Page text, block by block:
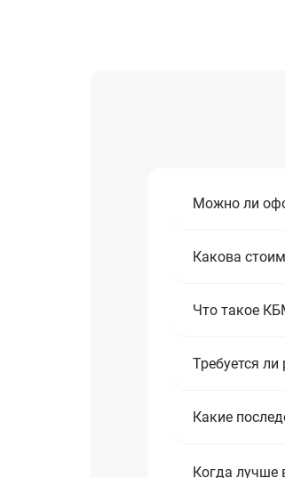
Можно ли
Какова
Что такое
Требуется
Какие
Когда лучше